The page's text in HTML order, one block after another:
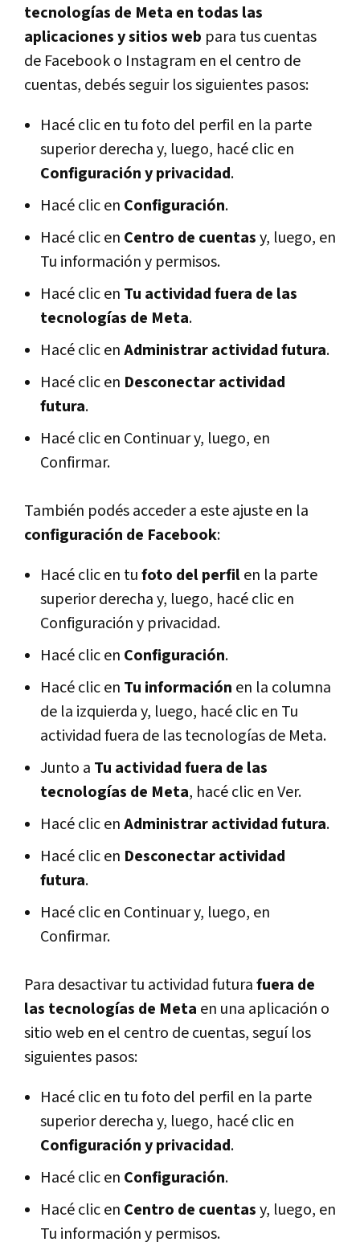
tecnologías de Meta en todas las
aplicaciones y sitios web para tus cuentas
de Facebook o Instagram en el centro de
cuentas, debés seguir los siguientes pasos:
Hacé clic en tu foto del perfil en la parte
superior derecha y, luego, hacé clic en
Configuración y privacidad.
Hacé clic en Configuración.
Hacé clic en Centro de cuentasy, luego, en
Tu información y permisos.
Hacé clic en Tu actividad fuera de las
tecnologías de Meta.
Hacé clic enAdministrar actividad futura.
Hacé clic en Desconectar actividad
futura.
Hacé clic en Continuar y, luego, en
Confirmar.
También podés acceder a este ajuste en la
configuración de Facebook:
Hacé clic en tufoto del perfilen la parte
superior derecha y, luego, hacé clic en
Configuración y privacidad.
Hacé clic en Configuración.
Hacé clic en Tu información en la columna
de la izquierda y, luego, hacé clic en Tu
actividad fuera de las tecnologías de Meta.
Junto a Tu actividad fuera de las
tecnologías de Meta, hacé clic en Ver.
Hacé clic enAdministrar actividad futura.
Hacé clic en Desconectar actividad
futura.
Hacé clic en Continuar y, luego, en
Confirmar.
Para desactivar tu actividad futurafuera de
las tecnologías de Meta en una aplicación o
sitio web en el centro de cuentas, seguí los
siguientes pasos:
Hacé clic en tu foto del perfil en la parte
superior derecha y, luego, hacé clic en
Configuración y privacidad.
Hacé clic en Configuración.
Hacé clic en Centro de cuentasy, luego, en
Tu información y permisos.